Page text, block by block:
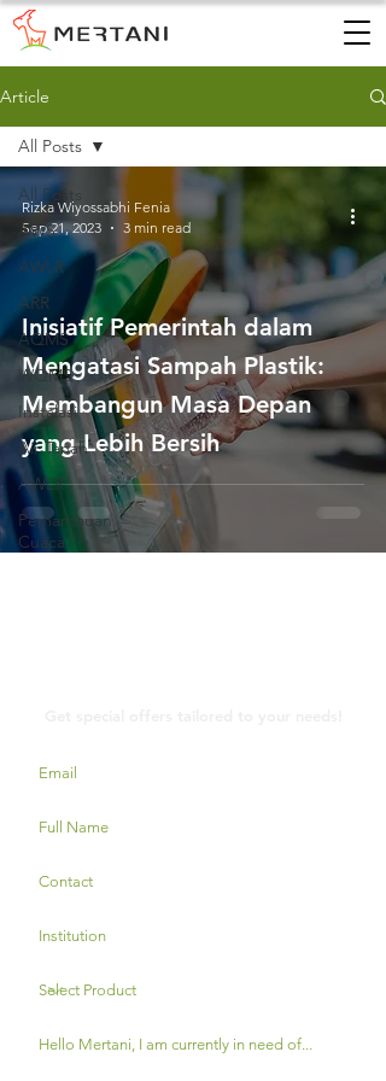
Article
All Posts
AWS
AWLR
ARR
AQMS
WQMS
Instalasi
Air Tanah
AWLR
Pemantauan
Cuaca
All Posts
Inisiatif Pemerintah dalam
Mengatasi Sampah Plastik:
Membangun Masa Depan
yang Lebih Bersih
Rizka Wiyossabhi Fenia
Sep 21, 2023
3 min read